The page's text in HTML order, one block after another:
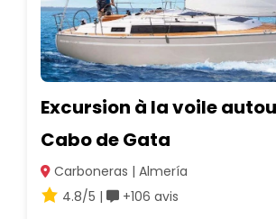
Excursion à la voile
Cabo de Gata
Carboneras | Almería
4.8/5 |
+106 avis